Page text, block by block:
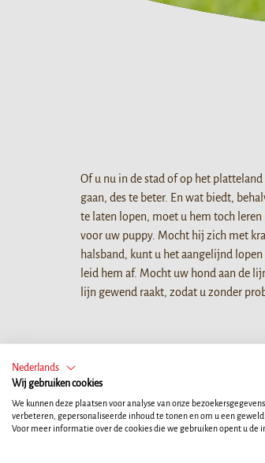
Of u nu in de stad of op het
gaan, des te beter. En wat biedt,
te laten lopen, moet u hem toch
voor uw puppy. Mocht hij zich met
halsband, kunt u het aangelijnd
leid hem af. Mocht uw hond aan de
lijn gewend raakt, zodat u zonder
Nederlands
Wij gebruiken cookies
We kunnen deze plaatsen voor analyse van onze
verbeteren, gepersonaliseerde inhoud te tonen en om u een
Voor meer informatie over de cookies die we gebruiken opent u de